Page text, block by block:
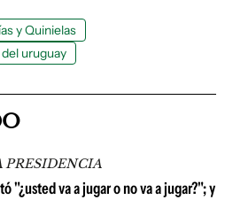
y Quinielas
uruguay
PRESIDENCIA
"¿usted va a jugar o no va a jugar?"; y